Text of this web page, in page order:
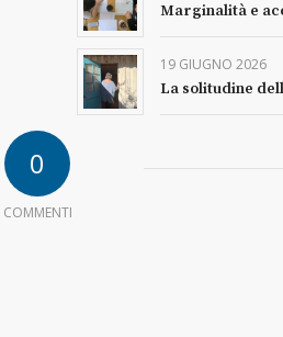
Marginalità e
19 GIUGNO 2026
La solitudine
0
COMMENTI